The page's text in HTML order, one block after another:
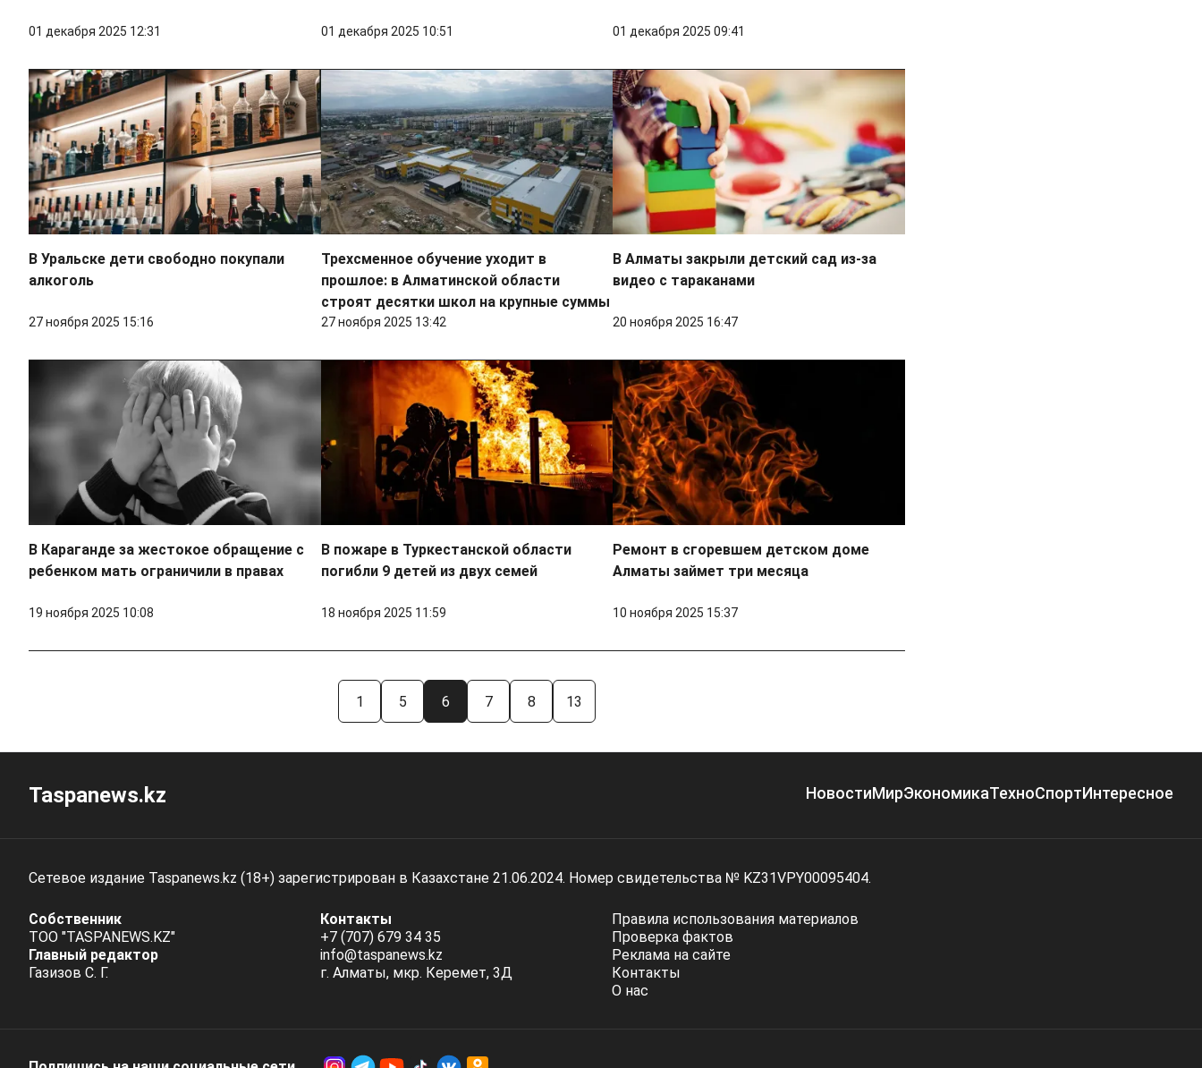
01 декабря 2025 12:31 01 декабря 2025 10:51 01 декабря 2025 09:41
В Уральске дети свободно покупали
алкоголь
27 ноября 2025 15:16
Трехсменное обучение уходит в
прошлое: в Алматинской области
строят десятки школ на крупные суммы
27 ноября 2025 13:42
В Алматы закрыли детский сад из-за
видео с тараканами
20 ноября 2025 16:47
В Караганде за жестокое обращение с
ребенком мать ограничили в правах
19 ноября 2025 10:08
В пожаре в Туркестанской области
погибли 9 детей из двух семей
18 ноября 2025 11:59
Ремонт в сгоревшем детском доме
Алматы займет три месяца
10 ноября 2025 15:37
1 5 6 7 8 13
Taspanews.kz НовостиМирЭкономикаТехноСпортИнтересное
Сетевое издание Taspanews.kz (18+) зарегистрирован в Казахстане 21.06.2024. Номер свидетельства № KZ31VPY00095404.
Собственник
ТОО "TASPANEWS.KZ"
Главный редактор
Газизов С. Г.
Контакты
+7 (707) 679 34 35
info@taspanews.kz
г. Алматы, мкр. Керемет, 3Д
Правила использования материалов
Проверка фактов
Реклама на сайте
Контакты
О нас